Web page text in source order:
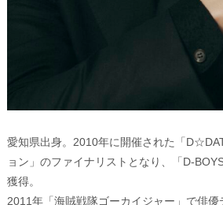
愛知県出身。2010年に開催された「
ョン」のファイナリストとなり、「D-
獲得。
2011年「海賊戦隊ゴーカイジャー」で俳優